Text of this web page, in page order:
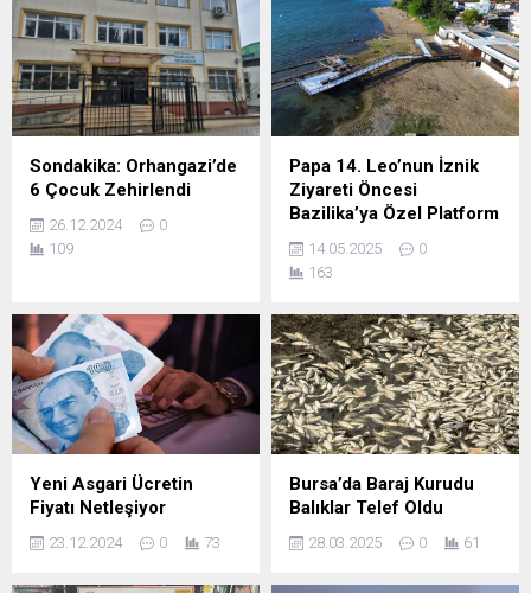
Sondakika: Orhangazi’de
6 Çocuk Zehirlendi
26.12.2024
0
109
Papa 14. Leo’nun İznik
Ziyareti Öncesi
Bazilika’ya Özel Platform
14.05.2025
0
163
Yeni Asgari Ücretin
Fiyatı Netleşiyor
23.12.2024 0 73
Bursa’da Baraj Kurudu
Balıklar Telef Oldu
28.03.2025 0 61